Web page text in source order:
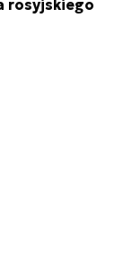
rosyjskiego